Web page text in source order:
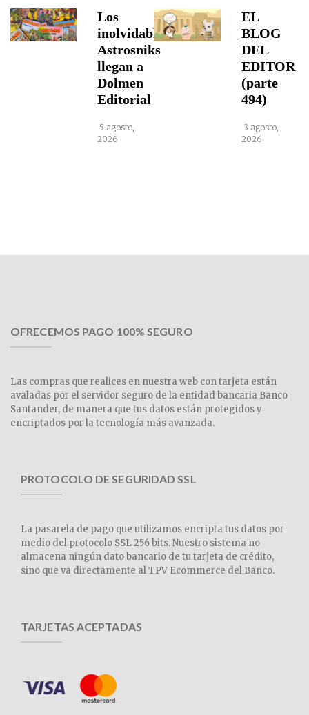
Los
inolvidables
Astrosniks
llegan a
Dolmen
Editorial
5 agosto,
2026
EL
BLOG
DEL
EDITOR
(parte
494)
3 agosto,
2026
OFRECEMOS PAGO 100% SEGURO
Las compras que realices en nuestra web con tarjeta están
avaladas por el servidor seguro de la entidad bancaria Banco
Santander, de manera que tus datos están protegidos y
encriptados por la tecnología más avanzada.
PROTOCOLO DE SEGURIDAD SSL
La pasarela de pago que utilizamos encripta tus datos por
medio del protocolo SSL 256 bits. Nuestro sistema no
almacena ningún dato bancario de tu tarjeta de crédito,
sino que va directamente al TPV Ecommerce del Banco.
TARJETAS ACEPTADAS